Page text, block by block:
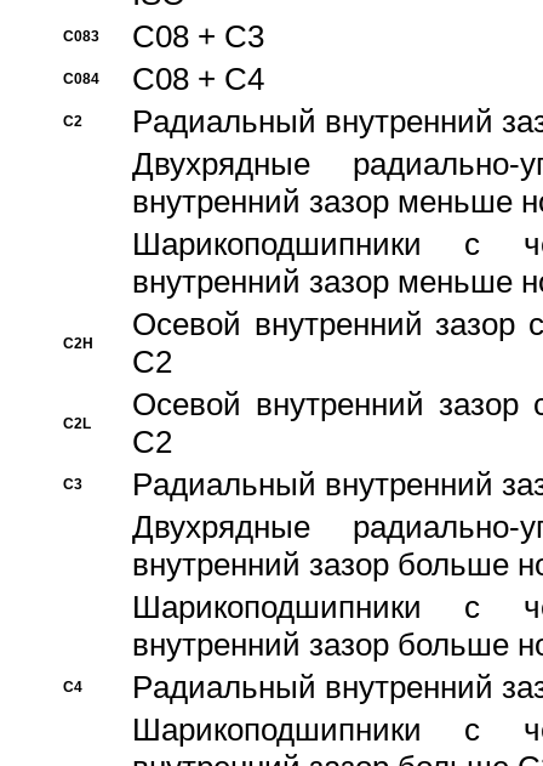
C083 C08 + C3
C084 C08 + C4
C2
Pадиальный внутренний
Двухрядные радиально-
внутренний зазор меньше
Шарикоподшипники с
внутренний зазор меньше
C2H
Осевой внутренний зазор
C2
C2L
Осевой внутренний зазор
C2
C3
Pадиальный внутренний
Двухрядные радиально-
внутренний зазор больше
Шарикоподшипники с
внутренний зазор больше
C4
Pадиальный внутренний
Шарикоподшипники с